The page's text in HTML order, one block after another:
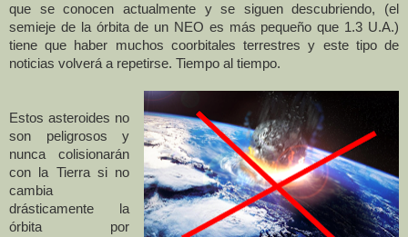
que se conocen actualmente y se siguen descubriendo, (el
semieje de la órbita de un NEO es más pequeño que 1.3 U.A.)
tiene que haber muchos coorbitales terrestres y este tipo de
noticias volverá a repetirse. Tiempo al tiempo.
Estos asteroides no
son peligrosos y
nunca colisionarán
con
la Tierrasi no
cambia
drásticamente la
órbita por